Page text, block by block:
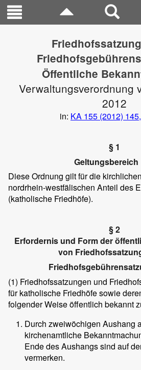
Öffentliche
Verwaltungsverordnung
2012
in: KA 155 (2012)
§ 1
Geltungsbereich
Diese Ordnung gilt für die
nordrhein-westfälischen Anteil des
(katholische Friedhöfe).
§ 2
Erfordernis und Form der
von
(1) Friedhofssatzungen und
für katholische Friedhöfe sowie
folgender Weise öffentlich bekannt
Durch zweiwöchigen Aushang
kirchenamtliche
Ende des Aushangs sind auf
vermerken.